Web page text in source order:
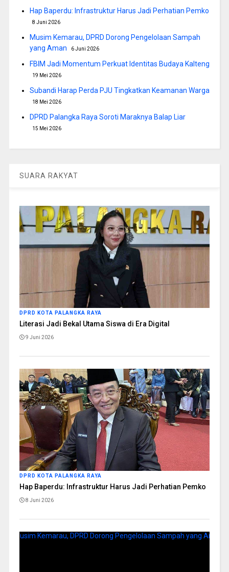
Hap Baperdu: Infrastruktur Harus Jadi Perhatian Pemko
8 Juni 2026
Musim Kemarau, DPRD Dorong Pengelolaan Sampah
yang Aman
6 Juni 2026
FBIM Jadi Momentum Perkuat Identitas Budaya Kalteng
19 Mei 2026
Subandi Harap Perda PJU Tingkatkan Keamanan Warga
18 Mei 2026
DPRD Palangka Raya Soroti Maraknya Balap Liar
15 Mei 2026
SUARA RAKYAT
DPRD KOTA PALANGKA RAYA
Literasi Jadi Bekal Utama Siswa di Era Digital
9 Juni 2026
DPRD KOTA PALANGKA RAYA
Hap Baperdu: Infrastruktur Harus Jadi Perhatian Pemko
8 Juni 2026